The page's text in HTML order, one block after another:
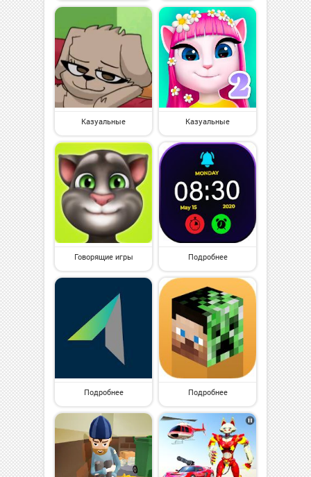
Казуальные Казуальные
Говорящие игры Подробнее
Подробнее Подробнее